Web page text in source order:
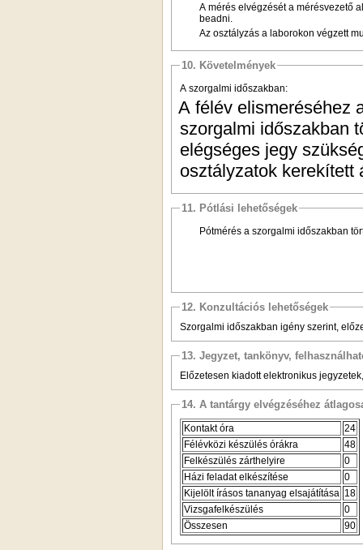
A mérés elvégzését a mérésvezető
beadni.
Az osztályzás a laborokon végzett
10. Követelmények
A szorgalmi időszakban:
A félév elismeréséhez
szorgalmi időszakban
elégséges jegy
osztályzatok kerekített
11. Pótlási lehetőségek
Pótmérés a szorgalmi időszakban
12. Konzultációs lehetőségek
Szorgalmi időszakban igény szerint,
13. Jegyzet, tankönyv,
Előzetesen kiadott elektronikus
14. A tantárgy elvégzéséhez
Kontakt óra
24
Félévközi készülés órákra
48
Felkészülés zárthelyire
0
Házi feladat elkészítése
0
Kijelölt írásos tananyag elsajátítása 18
Vizsgafelkészülés
0
Összesen
90